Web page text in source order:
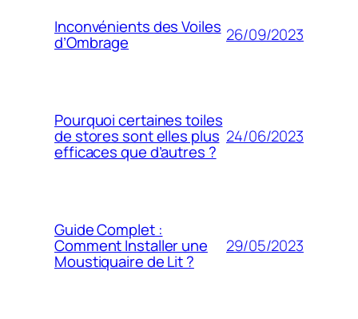
Inconvénients des Voiles
d’Ombrage 26/09/2023
Pourquoi certaines toiles
de stores sont elles plus
efficaces que d’autres ?
24/06/2023
Guide Complet :
Comment Installer une
Moustiquaire de Lit ?
29/05/2023